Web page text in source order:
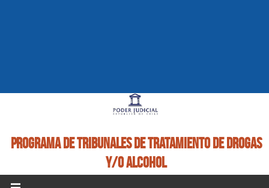
PROGRAMA DE TRIBUNALES DE TRATAMIENTO DE DROGAS
Y/O ALCOHOL